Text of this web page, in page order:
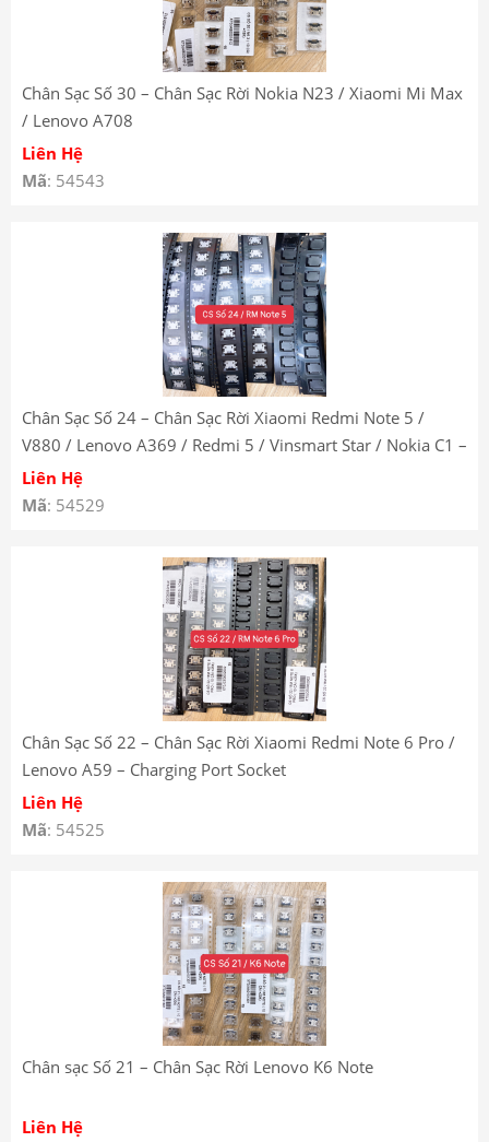
Chân Sạc Số 30 – Chân Sạc Rời Nokia N23 / Xiaomi Mi Max
/ Lenovo A708
Liên Hệ
Mã: 54543
Chân Sạc Số 24 – Chân Sạc Rời Xiaomi Redmi Note 5 /
V880 / Lenovo A369 / Redmi 5 / Vinsmart Star / Nokia C1 –
Charging Port Socket
Liên Hệ
Mã: 54529
Chân Sạc Số 22 – Chân Sạc Rời Xiaomi Redmi Note 6 Pro /
Lenovo A59 – Charging Port Socket
Liên Hệ
Mã: 54525
Chân sạc Số 21 – Chân Sạc Rời Lenovo K6 Note
Liên Hệ